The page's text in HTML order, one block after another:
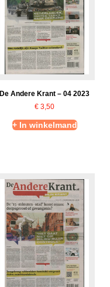
De Andere Krant – 04 2023
€ 3,50
+ In winkelmand